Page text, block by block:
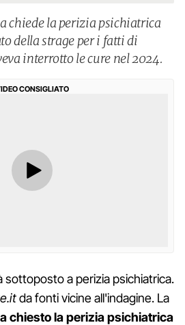
chiede la perizia psichiatrica
della strage per i fatti di
interrotto le cure nel 2024.
CONSIGLIATO
sottoposto a perizia psichiatrica.
da fonti vicine all'indagine. La
chiesto la perizia psichiatrica